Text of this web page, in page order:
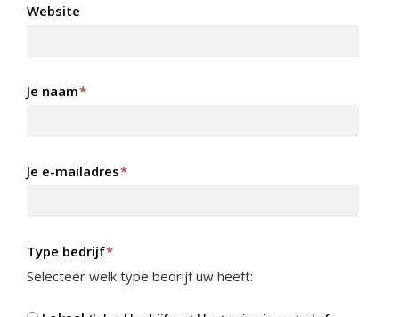
Website
Je naam*
Je e-mailadres*
Type bedrijf*
Selecteer welk type bedrijf uw heeft: